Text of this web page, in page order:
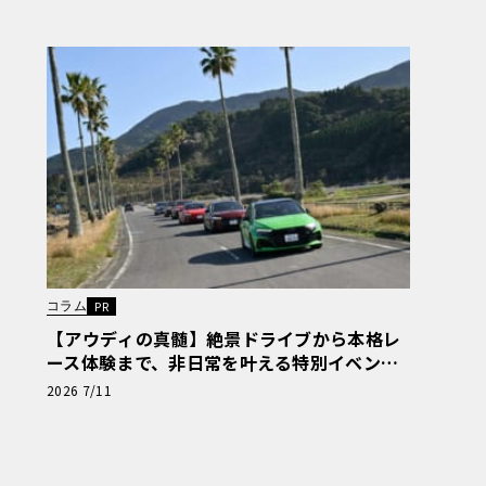
コラム PR
【アウディの真髄】絶景ドライブから本格レ
ース体験まで、非日常を叶える特別イベント
レポート〈PR〉
2026 7/11